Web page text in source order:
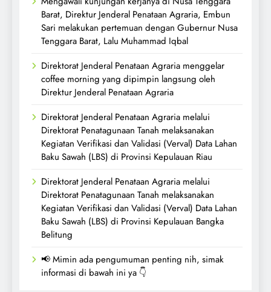
Barat, Direktur Jenderal Penataan Agraria, Embun
Sari melakukan pertemuan dengan Gubernur Nusa
Tenggara Barat, Lalu Muhammad Iqbal
Direktorat Jenderal Penataan Agraria menggelar
coffee morning yang dipimpin langsung oleh
Direktur Jenderal Penataan Agraria
Direktorat Jenderal Penataan Agraria melalui
Direktorat Penatagunaan Tanah melaksanakan
Kegiatan Verifikasi dan Validasi (Verval) Data Lahan
Baku Sawah (LBS) di Provinsi Kepulauan Riau
Direktorat Jenderal Penataan Agraria melalui
Direktorat Penatagunaan Tanah melaksanakan
Kegiatan Verifikasi dan Validasi (Verval) Data Lahan
Baku Sawah (LBS) di Provinsi Kepulauan Bangka
Belitung
📢 Mimin ada pengumuman penting nih, simak
informasi di bawah ini ya 👇